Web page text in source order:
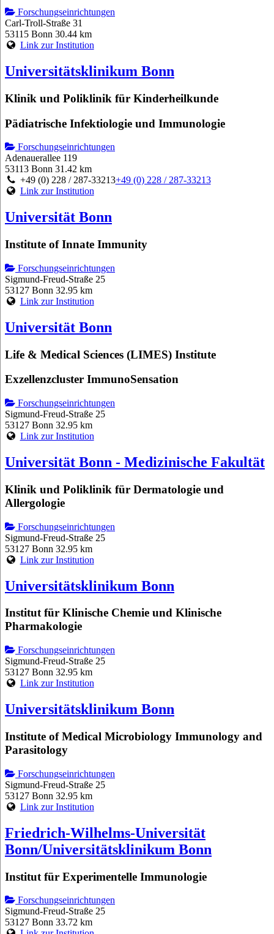
Forschungseinrichtungen
Carl-Troll-Straße 31
53115 Bonn 30.44 km
Link zur Institution
Universitätsklinikum Bonn
Klinik und Poliklinik für Kinderheilkunde
Pädiatrische Infektiologie und Immunologie
Forschungseinrichtungen
Adenauerallee 119
53113 Bonn 31.42 km
+49 (0) 228 / 287-33213+49 (0) 228 / 287-33213
Link zur Institution
Universität Bonn
Institute of Innate Immunity
Forschungseinrichtungen
Sigmund-Freud-Straße 25
53127 Bonn 32.95 km
Link zur Institution
Universität Bonn
Life & Medical Sciences (LIMES) Institute
Exzellenzcluster ImmunoSensation
Forschungseinrichtungen
Sigmund-Freud-Straße 25
53127 Bonn 32.95 km
Link zur Institution
Universität Bonn - Medizinische Fakultät
Klinik und Poliklinik für Dermatologie und
Allergologie
Forschungseinrichtungen
Sigmund-Freud-Straße 25
53127 Bonn 32.95 km
Link zur Institution
Universitätsklinikum Bonn
Institut für Klinische Chemie und Klinische
Pharmakologie
Forschungseinrichtungen
Sigmund-Freud-Straße 25
53127 Bonn 32.95 km
Link zur Institution
Universitätsklinikum Bonn
Institute of Medical Microbiology Immunology and
Parasitology
Forschungseinrichtungen
Sigmund-Freud-Straße 25
53127 Bonn 32.95 km
Link zur Institution
Friedrich-Wilhelms-Universität
Bonn/Universitätsklinikum Bonn
Institut für Experimentelle Immunologie
Forschungseinrichtungen
Sigmund-Freud-Straße 25
53127 Bonn 33.72 km